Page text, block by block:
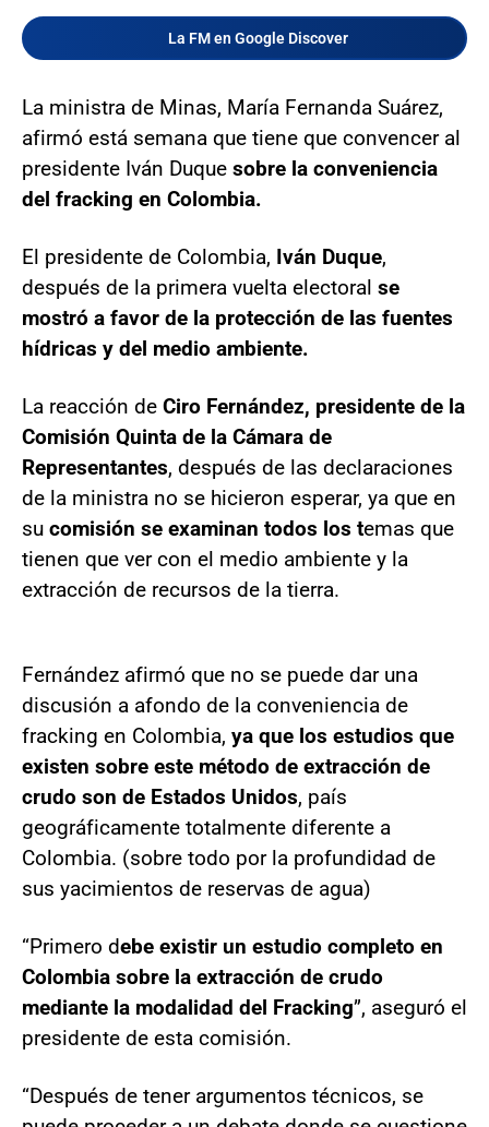
La FM en Google Discover
La ministra de Minas, María Fernanda Suárez,
afirmó está semana que tiene que convencer al
presidente Iván Duque sobre la conveniencia
del fracking en Colombia.
El presidente de Colombia, Iván Duque,
después de la primera vuelta electoral se
mostró a favor de la protección de las fuentes
hídricas y del medio ambiente.
La reacción de Ciro Fernández, presidente de la
Comisión Quinta de la Cámara de
Representantes, después de las declaraciones
de la ministra no se hicieron esperar, ya que en
su comisión se examinan todos los temas que
tienen que ver con el medio ambiente y la
extracción de recursos de la tierra.
Fernández afirmó que no se puede dar una
discusión a afondo de la conveniencia de
fracking en Colombia, ya que los estudios que
existen sobre este método de extracción de
crudo son de Estados Unidos, país
geográficamente totalmente diferente a
Colombia. (sobre todo por la profundidad de
sus yacimientos de reservas de agua)
“Primero debe existir un estudio completo en
Colombia sobre la extracción de crudo
mediante la modalidad del Fracking”, aseguró el
presidente de esta comisión.
“Después de tener argumentos técnicos, se